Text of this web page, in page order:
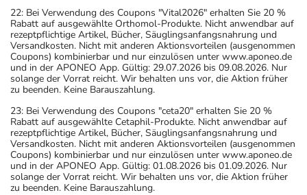
22: Bei Verwendung des Coupons "Vital2026" erhalten Sie 20 %
Rabatt auf ausgewählte Orthomol-Produkte. Nicht anwendbar auf
rezeptpflichtige Artikel, Bücher, Säuglingsanfangsnahrung und
Versandkosten. Nicht mit anderen Aktionsvorteilen (ausgenommen
Coupons) kombinierbar und nur einzulösen unter www.aponeo.de
und in der APONEO App. Gültig: 29.07.2026 bis 09.08.2026. Nur
solange der Vorrat reicht. Wir behalten uns vor, die Aktion früher
zu beenden. Keine Barauszahlung.
23: Bei Verwendung des Coupons "ceta20" erhalten Sie 20 %
Rabatt auf ausgewählte Cetaphil-Produkte. Nicht anwendbar auf
rezeptpflichtige Artikel, Bücher, Säuglingsanfangsnahrung und
Versandkosten. Nicht mit anderen Aktionsvorteilen (ausgenommen
Coupons) kombinierbar und nur einzulösen unter www.aponeo.de
und in der APONEO App. Gültig: 01.08.2026 bis 01.09.2026. Nur
solange der Vorrat reicht. Wir behalten uns vor, die Aktion früher
zu beenden. Keine Barauszahlung.